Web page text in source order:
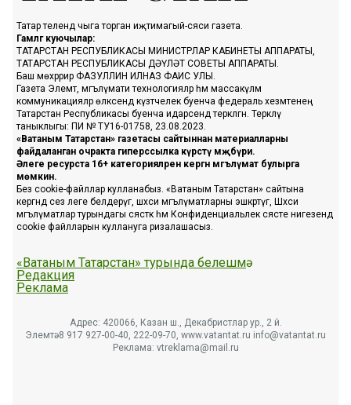
Татар телендә чыга торган иҗтимагый-сәяси газета.
Гамәлгә куючылар:
ТАТАРСТАН РЕСПУБЛИКАСЫ МИНИСТРЛАР КАБИНЕТЫ АППАРАТЫ,
ТАТАРСТАН РЕСПУБЛИКАСЫ ДӘҮЛӘТ СОВЕТЫ АППАРАТЫ.
Баш мөхәррир ФАЗУЛЛИН ИЛНАЗ ФАИС УЛЫ.
Газета Элемтә, мәгълүмати технологияләр һәм массакүләм
коммуникацияләр өлкәсендә күзәтчелек буенча федераль хезмәтенең
Татарстан Республикасы буенча идарәсендә теркәлгән. Теркәлү
таныклыгы: ПИ № ТУ16-01758, 23.08.2023.
«Ватаным Татарстан» газетасы сайтыннан материалларны
файдаланган очракта гиперссылка күрсәтү мәҗбүри.
Әлеге ресурста 16+ категорияләренә кергән мәгълүмат булырга
мөмкин.
Без cookie-файллар кулланабыз. «Ватаным Татарстан» сайтына
кергәндә сез әлеге белдерүгә, шәхси мәгълүматларны эшкәртүгә, Шәхси
мәгълүматлар турындагы сәясәткә һәм Конфиденциальлек сәясәте нигезендә
cookie файлларын куллануга ризалашасыз.
«Ватаным Татарстан» турында белешмә
Редакция
Реклама
Адрес: 420066, Казан ш., Декабристлар ур., 2 й.
Элемтә: 8 917 927-00-40, 222-09-70, www.vatantat.ru info@vatantat.ru
Реклама: vtreklama@mail.ru